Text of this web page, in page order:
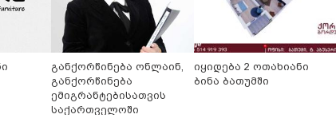
განქორწინება ონლაინ,
განქორწინება
ემიგრანტებისათვის
საქართველოში
იყიდება 2 ოთახიანი
ბინა ბათუმში